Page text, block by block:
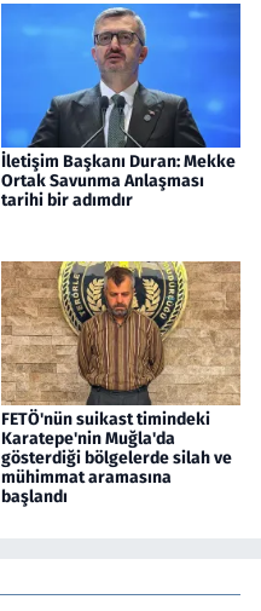
İletişim Başkanı Duran: Mekke
Ortak Savunma Anlaşması
tarihi bir adımdır
FETÖ'nün suikast timindeki
Karatepe'nin Muğla'da
gösterdiği bölgelerde silah ve
mühimmat aramasına
başlandı